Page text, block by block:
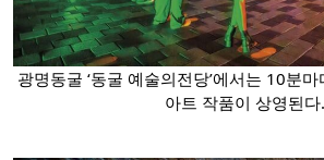
광명동굴 ‘동굴 예술의전당’에서는 10분
아트 작품이 상영된다.